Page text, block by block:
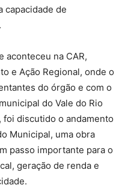
capacidade de
aconteceu na CAR,
e Ação Regional, onde o
do órgão e com o
do Vale do Rio
foi discutido o andamento
Municipal, uma obra
passo importante para o
geração de renda e